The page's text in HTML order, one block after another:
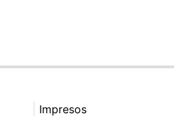
Impresos